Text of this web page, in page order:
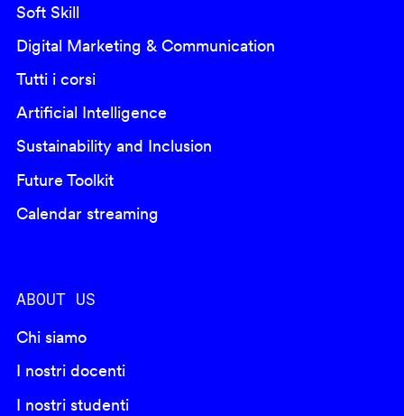
Soft Skill
Digital Marketing & Communication
Tutti i corsi
Artificial Intelligence
Sustainability and Inclusion
Future Toolkit
Calendar streaming
ABOUT US
Chi siamo
I nostri docenti
I nostri studenti